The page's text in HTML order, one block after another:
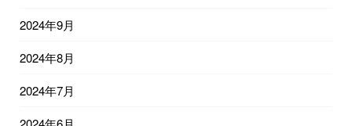
2024年9月
2024年8月
2024年7月